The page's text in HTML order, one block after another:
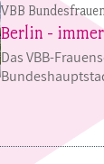
VBB
Berlin -
Das VBB-